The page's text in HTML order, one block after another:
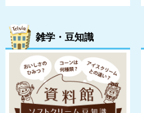
雑学・豆知識